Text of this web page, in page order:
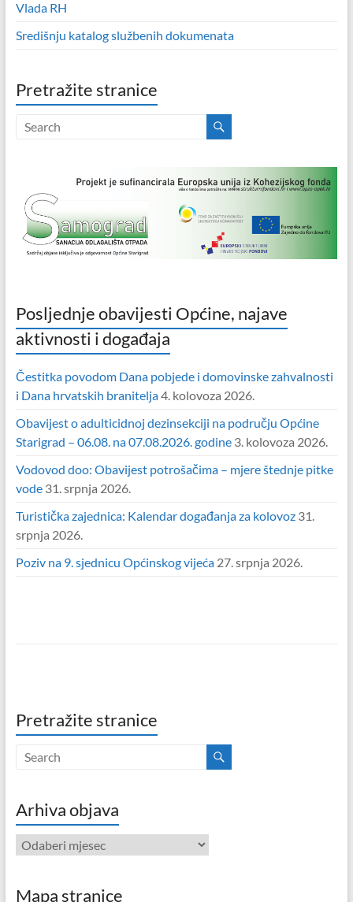
Vlada RH
Središnju katalog službenih dokumenata
Pretražite stranice
Posljednje obavijesti Općine, najave
aktivnosti i događaja
Čestitka povodom Dana pobjede i domovinske zahvalnosti
i Dana hrvatskih branitelja4. kolovoza 2026.
Obavijest o adulticidnoj dezinsekciji na području Općine
Starigrad – 06.08. na 07.08.2026. godine 3. kolovoza 2026.
Vodovod doo: Obavijest potrošačima – mjere štednje pitke
vode 31. srpnja 2026.
Turistička zajednica: Kalendar događanja za kolovoz 31.
srpnja 2026.
Poziv na 9. sjednicu Općinskog vijeća 27. srpnja 2026.
Pretražite stranice
Arhiva objava
Arhiva
objava
Mapa stranice